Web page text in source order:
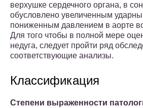
верхушке сердечного органа, в
обусловлено увеличенным
пониженным давлением в аорте
Для того чтобы в полной мере
недуга, следует пройти ряд
соответствующие анализы.
Классификация
Степени выраженности